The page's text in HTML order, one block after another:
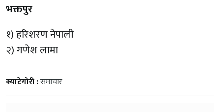
भक्तपुर
१) हरिशरण नेपाली
२) गणेश लामा
क्याटेगोरी :समाचार